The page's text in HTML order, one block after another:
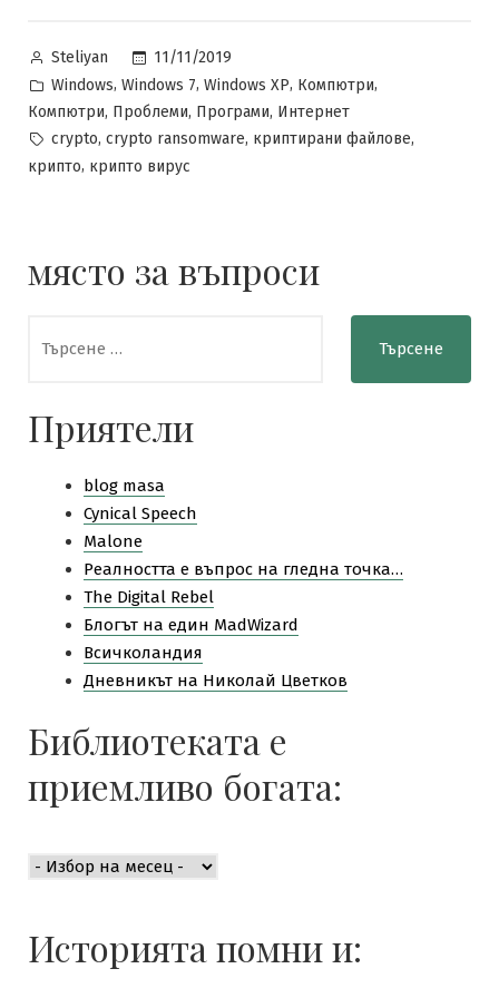
Posted
by
Steliyan
11/11/2019
Posted
in
Windows, Windows 7, Windows XP, Компютри,
Компютри, Проблеми, Програми, Интернет
Tags:
crypto, crypto ransomware, криптирани файлове,
крипто, крипто вирус
място за въпроси
за:
Приятели
blog masa
Cynical Speech
Malone
Pеалността е въпрос на гледна точка…
The Digital Rebel
Блогът на един MadWizard
Всичколандия
Дневникът на Николай Цветков
Библиотеката е
приемливо богата:
Историята помни и: